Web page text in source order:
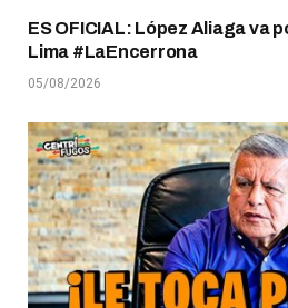
ES OFICIAL: López Aliaga va
Lima #LaEncerrona
05/08/2026